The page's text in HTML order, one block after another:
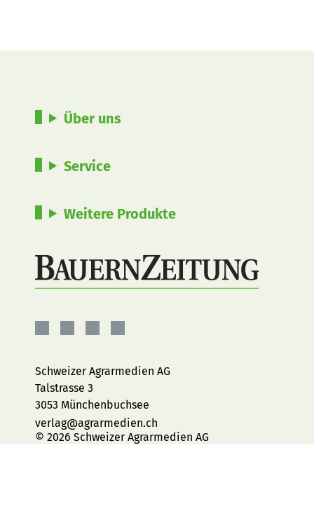
Über uns
Service
Weitere Produkte
Facebook
InstagramYouTubeLinkedIn
Schweizer Agrarmedien AG
Talstrasse 3
3053 Münchenbuchsee
verlag@agrarmedien.ch
© 2026 Schweizer Agrarmedien AG